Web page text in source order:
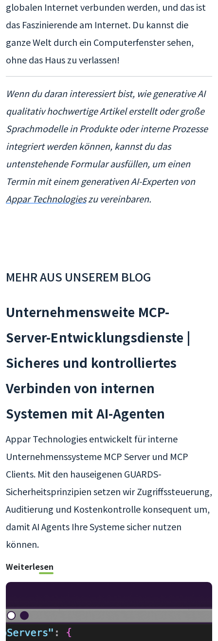
globalen Internet verbunden werden, und das ist
das Faszinierende am Internet. Du kannst die
ganze Welt durch ein Computerfenster sehen,
ohne das Haus zu verlassen!
Wenn du daran interessiert bist, wie generative AI
qualitativ hochwertige Artikel erstellt oder große
Sprachmodelle in Produkte oder interne Prozesse
integriert werden können, kannst du das
untenstehende Formular ausfüllen, um einen
Termin mit einem generativen AI-Experten von
Appar Technologieszu vereinbaren.
MEHR AUS UNSEREM BLOG
Unternehmensweite MCP-
Server-Entwicklungsdienste |
Sicheres und kontrolliertes
Verbinden von internen
Systemen mit AI-Agenten
Appar Technologies entwickelt für interne
Unternehmenssysteme MCP Server und MCP
Clients. Mit den hauseigenen GUARDS-
Sicherheitsprinzipien setzen wir Zugriffssteuerung,
Auditierung und Kostenkontrolle konsequent um,
damit AI Agents Ihre Systeme sicher nutzen
können.
Weiterlesen